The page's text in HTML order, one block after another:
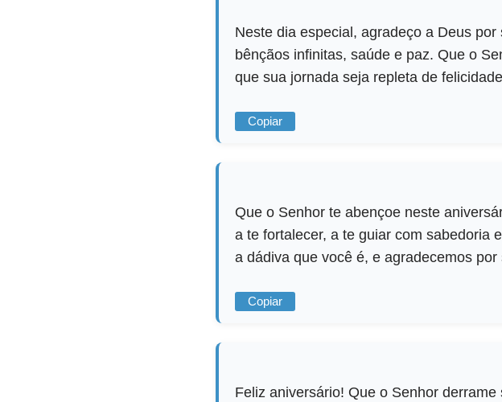
Neste dia especial, agradeço a Deus
bênçãos infinitas, saúde e paz. Que o
que sua jornada seja repleta de
Copiar
Que o Senhor te abençoe neste
a te fortalecer, a te guiar com sabedoria
a dádiva que você é, e agradecemos por
Copiar
Feliz aniversário! Que o Senhor